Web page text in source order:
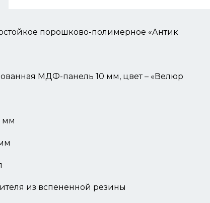
порошково-полимерное «Антик
МДФ-панель 10 мм, цвет – «Велюр
мм
из вспененной резины